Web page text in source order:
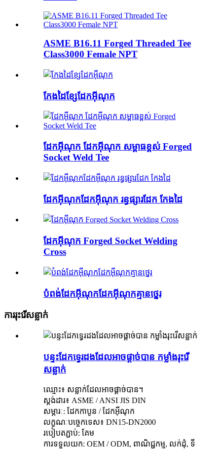
ASME B16.11 Forged Threaded Tee
Class3000 Female NPT
កែងដៃខ្សែដែកអ៊ីណុក
ដែកអ៊ីណុក ដែកអ៊ីណុក សម្ពាធខ្ពស់ Forged
Socket Weld Tee
ដែកអ៊ីណុកដែកអ៊ីណុក រន្ធផ្សារដែក កែងដៃ
ដែកអ៊ីណុក Forged Socket Welding
Cross
បំពង់ដែកអ៊ីណុកដែកអ៊ីណុកគ្មានថ្នេរ
ការរុះរើសន្លាក់
បន្ទះដែកទ្វេរដងដែលអាចផ្ដាច់បាន កម្លាំងរុះរើ
សន្លាក់
ឈ្មោះ៖ សន្លាក់ដែលអាចផ្ដាច់បាន។
ស្តង់ដារ៖ ASME / ANSI JIS DIN
សម្ភារៈ: ដែកកាបូន / ដែកអ៊ីណុក
លក្ខណៈបច្ចេកទេស៖ DN15-DN2000
របៀប​តភ្ជាប់​: គែម​
ការទទួលយក: OEM / ODM, ពាណិជ្ជកម្ម, លក់ដុំ, ទី